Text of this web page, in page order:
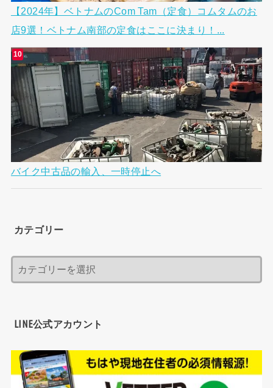
【2024年】ベトナムのCom Tam（定食）コムタムのお
店9選！ベトナム南部の定食はここに決まり！...
バイク中古品の輸入、一時停止へ
カテゴリー
LINE公式アカウント